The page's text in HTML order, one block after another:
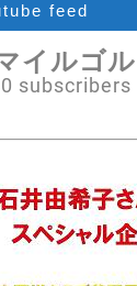
feed
イルゴ
subscribers